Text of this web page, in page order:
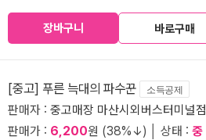
장바구니 바로구매
[중고] 푸른 늑대의 파수꾼 소득공제
판매자 : 중고매장 마산시외버스터미널점
판매가 : 6,200원 (38%↓) │ 상태 : 중